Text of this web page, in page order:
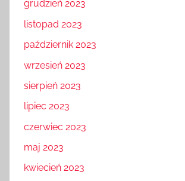
grudzień 2023
listopad 2023
październik 2023
wrzesień 2023
sierpień 2023
lipiec 2023
czerwiec 2023
maj 2023
kwiecień 2023